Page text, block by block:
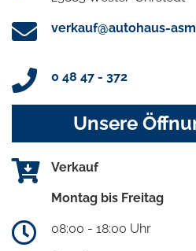
verkauf@autohaus-
0 48 47 - 372
Unsere
Verkauf
Montag bis Freitag
08:00 - 18:00 Uhr